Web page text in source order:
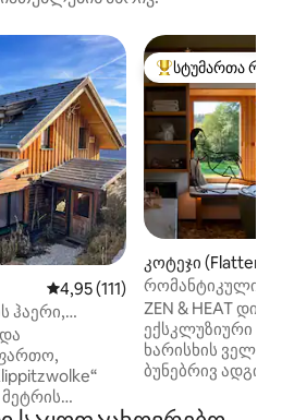
საშუალო შეფასებაა 5‑დან
4,95 (111)
ჰაერი,
სტუმართა
სტუმართა
კოტეჯი
რომანტიკული
სპა, ბუნება და
ZEN & HEAT
ექსკლუზიური
ხარისხის
ბუნებრივ
დასასვენებლად: